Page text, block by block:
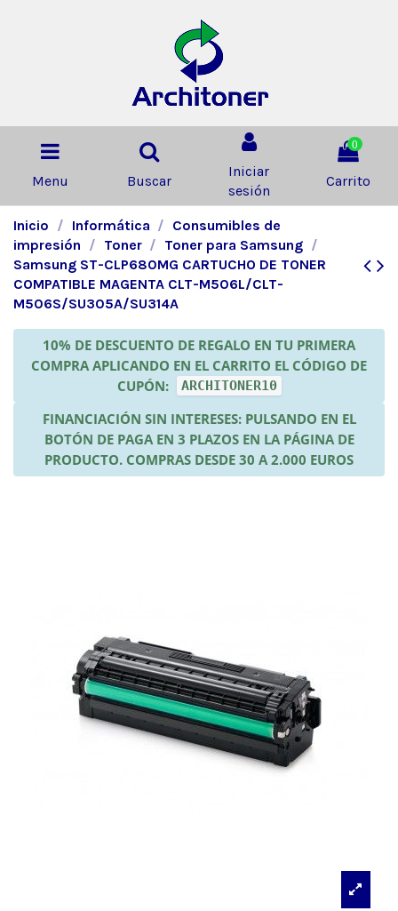
Menu Buscar
Iniciar
sesión
0
Carrito
Inicio Informática
Consumibles de
impresión
Toner
Toner para Samsung
Samsung ST-CLP680MG CARTUCHO DE TONER
COMPATIBLE MAGENTA CLT-M506L/CLT-
M506S/SU305A/SU314A
10% DE DESCUENTO DE REGALO EN TU PRIMERA
COMPRA APLICANDO EN EL CARRITO EL CÓDIGO DE
CUPÓN:
ARCHITONER10
FINANCIACIÓN SIN INTERESES: PULSANDO EN EL
BOTÓN DE PAGA EN 3 PLAZOS EN LA PÁGINA DE
PRODUCTO. COMPRAS DESDE 30 A 2.000 EUROS